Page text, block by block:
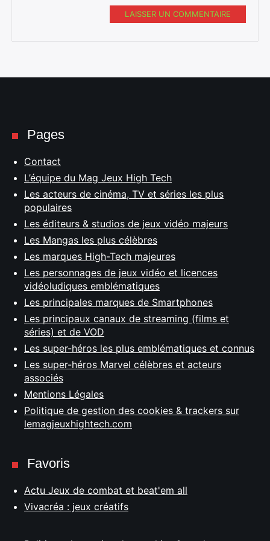
LAISSER UN COMMENTAIRE
Pages
Contact
L’équipe du Mag Jeux High Tech
Les acteurs de cinéma, TV et séries les plus
populaires
Les éditeurs & studios de jeux vidéo majeurs
Les Mangas les plus célèbres
Les marques High-Tech majeures
Les personnages de jeux vidéo et licences
vidéoludiques emblématiques
Les principales marques de Smartphones
Les principaux canaux de streaming (films et
séries) et de VOD
Les super-héros les plus emblématiques et connus
Les super-héros Marvel célèbres et acteurs
associés
Mentions Légales
Politique de gestion des cookies & trackers sur
lemagjeuxhightech.com
Favoris
Actu Jeux de combat et beat'em all
Vivacréa : jeux créatifs